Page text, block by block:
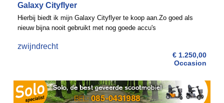
Galaxy Cityflyer
Hierbij biedt ik mijn Galaxy Cityflyer te koop aan.Zo goed als
nieuw bijna nooit gebruikt met nog goede accu's
zwijndrecht
€ 1.250,00
Occasion